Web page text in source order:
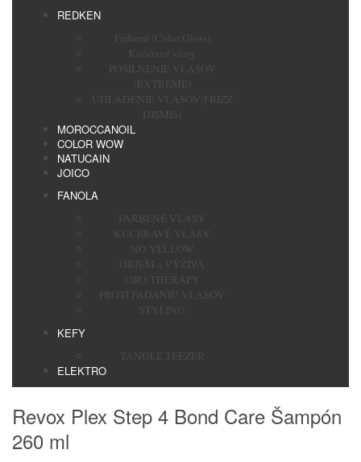
REDKEN
Farbené (Color Gloss)
Kučeravé vlasy
POSILNENIE VLASOV
(EXTREME)
UHLADENIE VLASOV(FRIZZ
DISMIS)
MOROCCANOIL
COLOR WOW
NATUCAIN
JOICO
FANOLA
FARBENÉ VLASY
KUČERAVÉ VLASY
NO YELLOW
OBJEM a VÝŽIVA
ORO THERAPY
PROTI PADANIU VLASOV
STYLING
KEFY
TANGLE TEEZER
ELEKTRO
Revox Plex Step 4 Bond Care Šampón
260 ml